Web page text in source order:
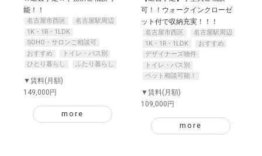
能！！
名古屋市西区
名古屋駅周辺
1K・1R・1LDK
SOHO・サロンご相談可
おすすめ
トイレ・バス別
ひとり暮らし
ふたり暮らし
▼賃料(月額)
149,000円
more
可！！ウォークインクローゼ
ット付で収納充実！！！
名古屋市西区
名古屋駅周辺
1K・1R・1LDK
おすすめ
デザイナーズ物件
トイレ・バス別
ペット相談可能！
▼賃料(月額)
109,000円
more